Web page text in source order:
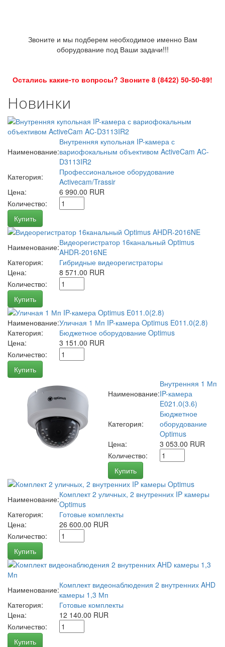
Звоните и мы подберем необходимое именно Вам
оборудование под Ваши задачи!!!
Остались какие-то вопросы? Звоните 8 (8422) 50-50-89!
Новинки
Наименование:
Внутренняя купольная IP-камера с
вариофокальным объективом ActiveCam AC-
D3113IR2
Категория:
Профессиональное оборудование
Activecam/Trassir
Цена:
6 990.00 RUR
Количество:
Купить
Наименование:Видеорегистратор 16канальный Optimus
AHDR-2016NE
Категория:
Гибридные видеорегистраторы
Цена:
8 571.00 RUR
Количество:
Купить
Наименование:Уличная 1 Мп IP-камера Optimus E011.0(2.8)
Категория:
Бюджетное оборудование Optimus
Цена:
3 151.00 RUR
Количество:
Купить
Наименование:
Внутренняя 1 Мп
IP-камера
E021.0(3.6)
Категория:
Бюджетное
оборудование
Optimus
Цена:
3 053.00 RUR
Количество:
Купить
Наименование:Комплект 2 уличных, 2 внутренних IP камеры
Optimus
Категория:
Готовые комплекты
Цена:
26 600.00 RUR
Количество:
Купить
Наименование:Комплект видеонаблюдения 2 внутренних AHD
камеры 1,3 Мп
Категория:
Готовые комплекты
Цена:
12 140.00 RUR
Количество:
Купить